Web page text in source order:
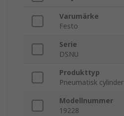
Varumärke
Festo
Serie
DSNU
Produkttyp
Pneumatisk cylinder
Modellnummer
19228